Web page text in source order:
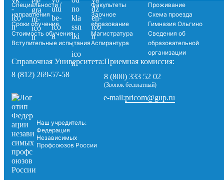
Специальности /
направления
Сроки обучения
Стоимость обучения
Вступительные испытания
Факультеты
Заочное
образование
Магистратура
Аспирантура
Проживание
Схема проезда
Гимназия Ольгино
Сведения об
образовательной
организации
Справочная Университета:
8 (812) 269-57-58
Приемная комиссия:
8 (800) 333 52 02
(Звонок бесплатный)
Наш учредитель:
Федерация
Независимых
Профсоюзов России
e-mail:pricom@gup.ru